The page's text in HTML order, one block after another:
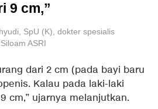
9 cm,”
SpU (K), dokter spesialis
ASRI
dari 2 cm (pada bayi baru
Kalau pada laki-laki
cm,” ujarnya melanjutkan.